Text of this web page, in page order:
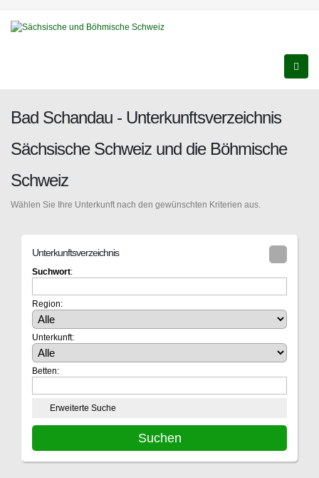
Bad Schandau - Unterkunftsverzeichnis
Sächsische Schweiz und die Böhmische
Schweiz
Wählen Sie Ihre Unterkunft nach den gewünschten Kriterien aus.
Unterkunftsverzeichnis
Suchwort:
Region:
Unterkunft:
Betten:
Erweiterte Suche